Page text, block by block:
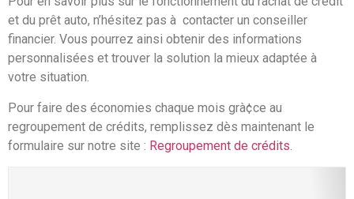
et du prêt auto, n’hésitez pas à contacter un conseiller
financier. Vous pourrez ainsi obtenir des informations
personnalisées et trouver la solution la mieux adaptée à
votre situation.
Pour faire des économies chaque mois grà¢ce au
regroupement de crédits, remplissez dès maintenant le
formulaire sur notre site : Regroupement de crédits